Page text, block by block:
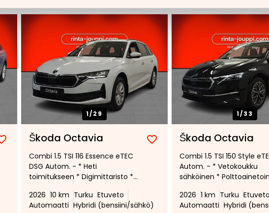
Lisää
suosikiksi
Poista
suosikeista
1/29
Škoda Octavia
Lisää
suosikiksi
Poista
suosikeista
Combi 1.5 TSI 116 Essence eTEC
DSG Autom. - * Heti
toimitukseen * Digimittaristo *
Kaistanvaihtovaroitin * LED-
ajovalot *
2026 10 km Turku Etuveto
Automaatti Hybridi (bensiini/sähkö)
1/33
Škoda Octavia
Combi 1.5 TSI 150 Style
Autom. - * Vetokoukku
sähköinen *
takaistuimet *
* Mukautuva
2026 1 km Turku Etuveto
Automaatti Hybridi